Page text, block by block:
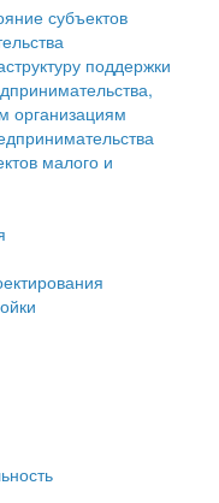
субъектов
поддержки
организациям
малого и